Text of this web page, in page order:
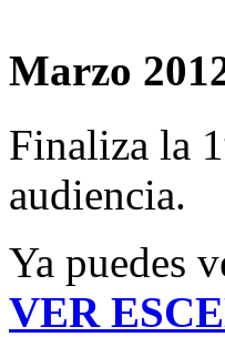
Marzo
Finaliza la
audiencia.
Ya puedes
VER